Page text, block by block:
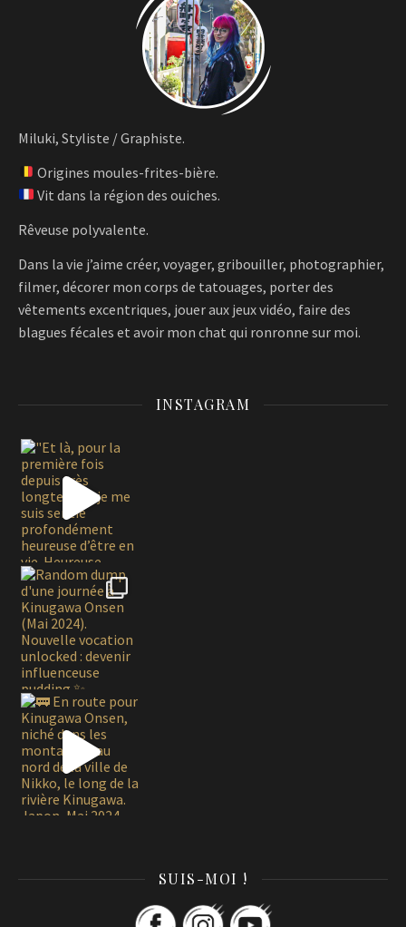
Miluki, Styliste / Graphiste.
Origines moules-frites-bière.
Vit dans la région des ouiches.
Rêveuse polyvalente.
Dans la vie j’aime créer, voyager, gribouiller, photographier,
filmer, décorer mon corps de tatouages, porter des
vêtements excentriques, jouer aux jeux vidéo, faire des
blagues fécales et avoir mon chat qui ronronne sur moi.
INSTAGRAM
SUIS-MOI !